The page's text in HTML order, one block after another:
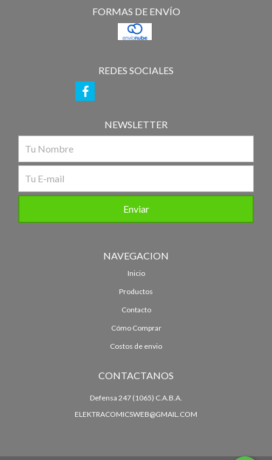
FORMAS DE ENVÍO
REDES SOCIALES
NEWSLETTER
NAVEGACION
Inicio
Productos
Contacto
Cómo Comprar
Costos de envio
CONTACTANOS
Defensa 247 (1065) C.A.B.A.
ELEKTRACOMICSWEB@GMAIL.COM